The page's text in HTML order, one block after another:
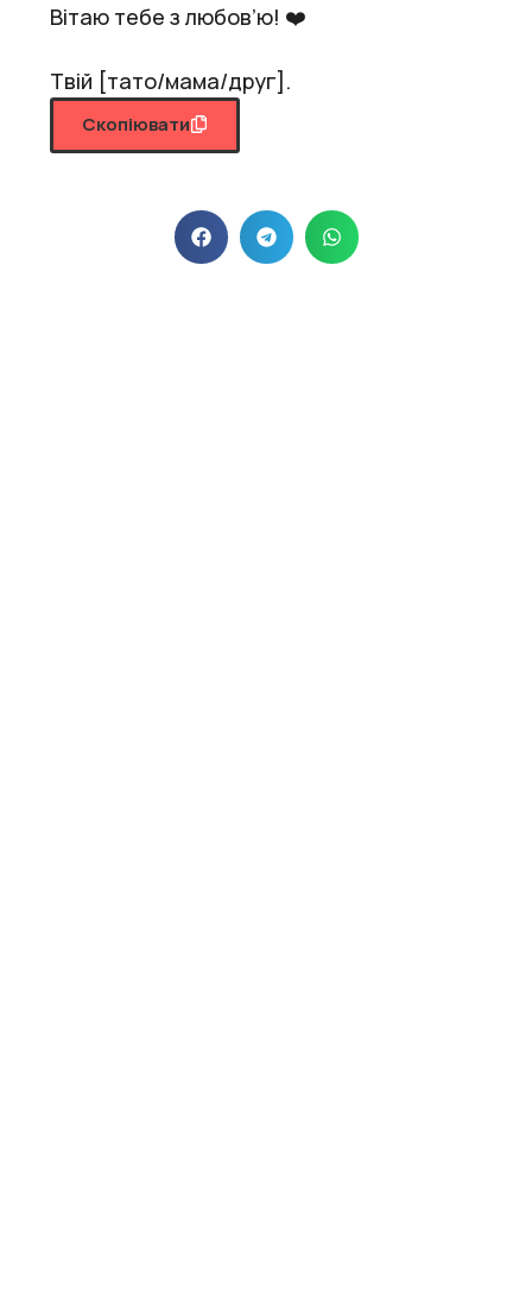
Вітаю тебе з любов’ю! ❤️
Твій [тато/мама/друг].
Скопіювати